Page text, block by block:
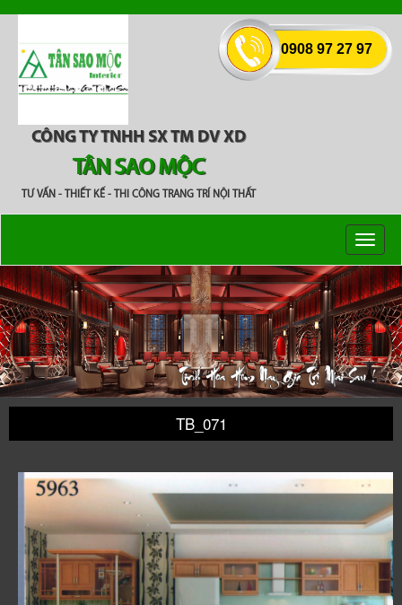
CÔNG TY TNHH SX TM DV XD
TÂN SAO MỘC
TƯ VẤN - THIẾT KẾ - THI CÔNG TRANG TRÍ NỘI THẤT
Toggle
TB_071
0908 97 27 97